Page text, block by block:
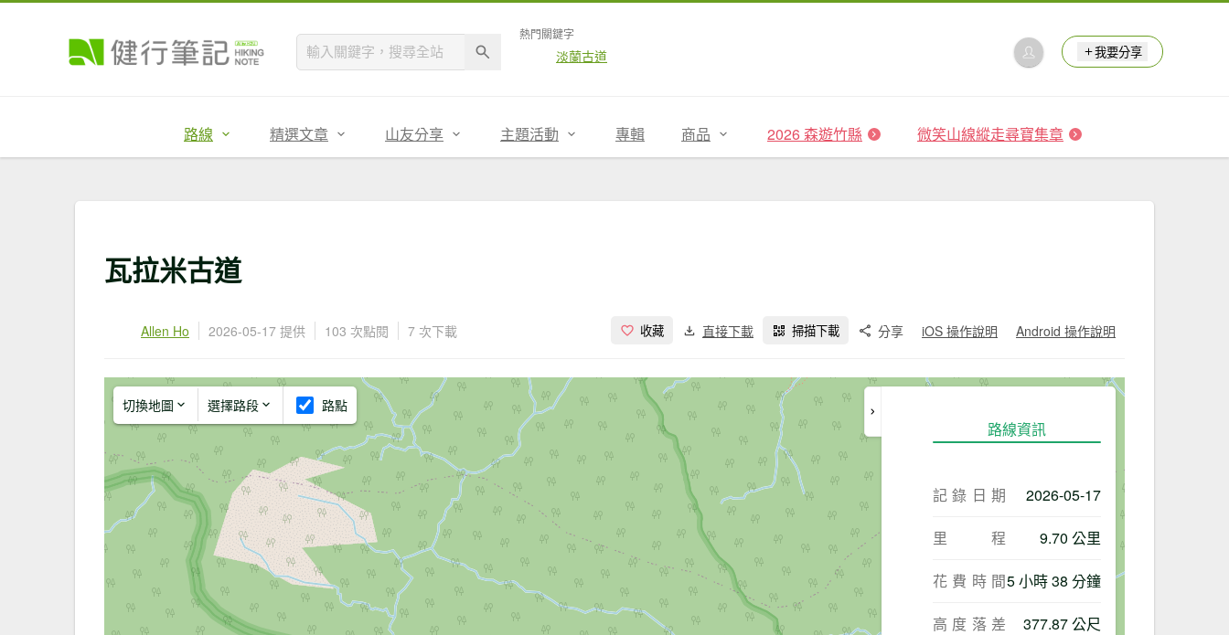
熱門關鍵字
淡蘭古道 我要分享
路線 精選文章 山友分享 主題活動 專輯 商品 2026 森遊竹縣 微笑山線縱走尋寶集章
瓦拉米古道
Allen Ho 2026-05-17 提供 103 次點閱 7 次下載 收藏 直接下載 掃描下載 分享 iOS 操作說明 Android 操作說明
切換地圖 選擇路段 路點
路線資訊
記錄日期 2026-05-17
里程 9.70 公里
花費時間5 小時 38 分鐘
高度落差 377.87 公尺